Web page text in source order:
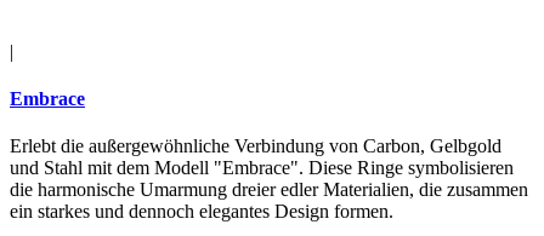
|
Embrace
Erlebt die außergewöhnliche Verbindung von Carbon, Gelbgold
und Stahl mit dem Modell "Embrace". Diese Ringe symbolisieren
die harmonische Umarmung dreier edler Materialien, die zusammen
ein starkes und dennoch elegantes Design formen.